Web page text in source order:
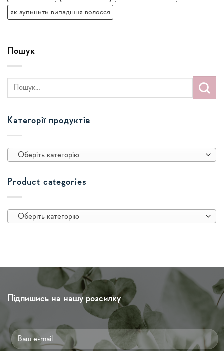
як зупинити випадіння волосся
Пошук
Категорії продуктів
Оберіть категорію
Product categories
Оберіть категорію
Підпишись на нашу розсилку